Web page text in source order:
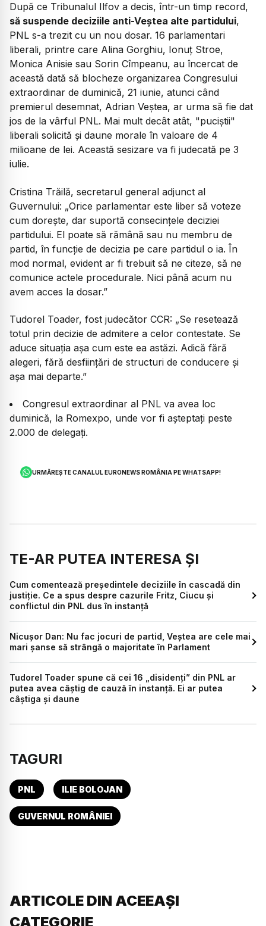
După ce Tribunalul Ilfov a decis, într-un timp record,
să suspende deciziile anti-Veștea alte partidului,
PNL s-a trezit cu un nou dosar. 16 parlamentari
liberali, printre care Alina Gorghiu, Ionuț Stroe,
Monica Anisie sau Sorin Cîmpeanu, au încercat de
această dată să blocheze organizarea Congresului
extraordinar de duminică, 21 iunie, atunci când
premierul desemnat, Adrian Veștea, ar urma să fie dat
jos de la vârful PNL. Mai mult decât atât, "puciștii"
liberali solicită și daune morale în valoare de 4
milioane de lei. Această sesizare va fi judecată pe 3
iulie.
Cristina Trăilă, secretarul general adjunct al
Guvernului: „Orice parlamentar este liber să voteze
cum dorește, dar suportă consecințele deciziei
partidului. El poate să rămână sau nu membru de
partid, în funcție de decizia pe care partidul o ia. În
mod normal, evident ar fi trebuit să ne citeze, să ne
comunice actele procedurale. Nici până acum nu
avem acces la dosar.”
Tudorel Toader, fost judecător CCR: „Se resetează
totul prin decizie de admitere a celor contestate. Se
aduce situația așa cum este ea astăzi. Adică fără
alegeri, fără desființări de structuri de conducere și
așa mai departe.”
Congresul extraordinar al PNL va avea loc
duminică, la Romexpo, unde vor fi așteptați peste
2.000 de delegați.
URMĂREȘTE CANALUL EURONEWS ROMÂNIA PE WHATSAPP!
TE-AR PUTEA INTERESA ȘI
Cum comentează președintele deciziile în cascadă din
justiție. Ce a spus despre cazurile Fritz, Ciucu și
conflictul din PNL dus în instanță
Nicușor Dan: Nu fac jocuri de partid, Veștea are cele mai
mari șanse să strângă o majoritate în Parlament
Tudorel Toader spune că cei 16 „disidenți” din PNL ar
putea avea câștig de cauză în instanță. Ei ar putea
câștiga și daune
TAGURI
PNL ILIE BOLOJAN
GUVERNUL ROMÂNIEI
ARTICOLE DIN ACEEAȘI
CATEGORIE